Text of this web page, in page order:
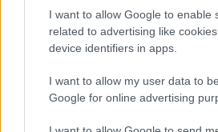
I want to allow Google to enable
related to advertising like
device identifiers in apps.
I want to allow my user data to
Google for online advertising
Κηφισιά
Αστέρας Τρίπολης
Παναιτωλικός
Το σύνολο του περιεχομένου και των
διατίθεται στους επισκέπτες αυστηρά για
Απαγορεύεται η χρήση ή επανεκπομπή